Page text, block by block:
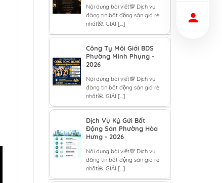
Nội dung bài viết💯 Dịch vụ
đăng tin bất động sản giá rẻ
nhất🌺. GIẢI [...]
Công Ty Môi Giới BDS
Phường Minh Phụng -
2026
Nội dung bài viết💯 Dịch vụ
đăng tin bất động sản giá rẻ
nhất🌺. GIẢI [...]
Dịch Vụ Ký Gửi Bất
Động Sản Phường Hòa
Hưng - 2026
Nội dung bài viết💯 Dịch vụ
đăng tin bất động sản giá rẻ
nhất🌺. GIẢI [...]